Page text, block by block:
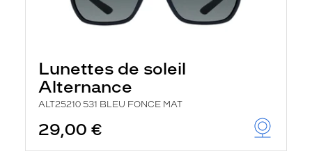
Lunettes de soleil
Alternance
ALT25210 531 BLEU FONCE MAT
29,00 €